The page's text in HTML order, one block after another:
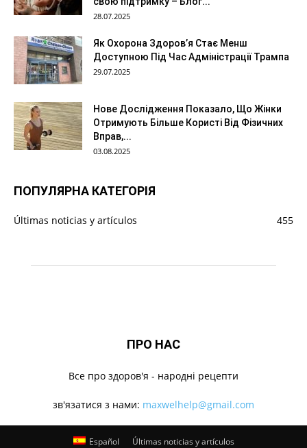
28.07.2025
Як Охорона Здоров’я Стає Менш
Доступною Під Час Адміністрації Трампа
29.07.2025
Нове Дослідження Показало, Що Жінки
Отримують Більше Користі Від Фізичних
Вправ,...
03.08.2025
ПОПУЛЯРНА КАТЕГОРІЯ
Últimas noticias y artículos 455
ПРО НАС
Все про здоров'я - народні рецепти
зв'язатися з нами: maxwelhelp@gmail.com
Español Últimas noticias y artículos